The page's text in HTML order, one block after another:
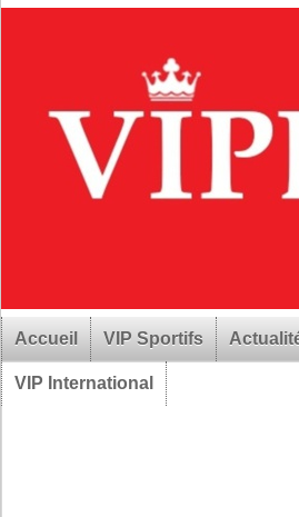
Accueil VIP Sportifs
VIP International